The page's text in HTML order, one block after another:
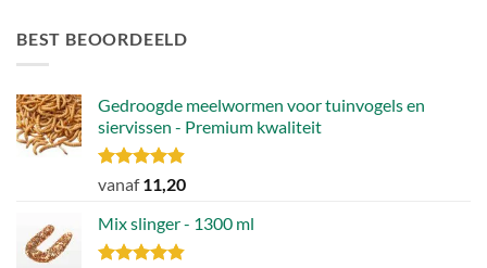
BEST BEOORDEELD
Gedroogde meelwormen voor tuinvogels en
siervissen - Premium kwaliteit
Gewaardeerd
uit 5
vanaf11,20
Mix slinger - 1300 ml